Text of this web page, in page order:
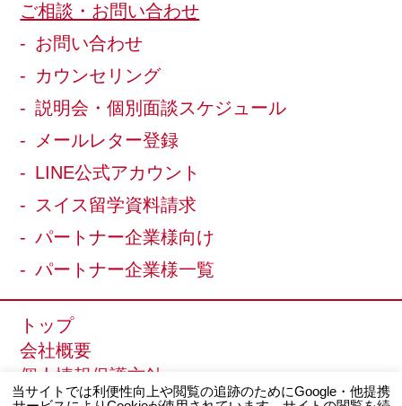
ご相談・お問い合わせ
お問い合わせ
カウンセリング
説明会・個別面談スケジュール
メールレター登録
LINE公式アカウント
スイス留学資料請求
パートナー企業様向け
パートナー企業様一覧
トップ
会社概要
個人情報保護方針
サイトマップ
当サイトでは利便性向上や閲覧の追跡のためにGoogle・他提携